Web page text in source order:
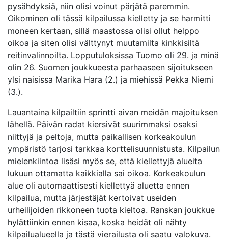
pysähdyksiä, niin olisi voinut pärjätä paremmin.
Oikominen oli tässä kilpailussa kielletty ja se harmitti
moneen kertaan, sillä maastossa olisi ollut helppo
oikoa ja siten olisi välttynyt muutamilta kinkkisiltä
reitinvalinnoilta. Lopputuloksissa Tuomo oli 29. ja minä
olin 26. Suomen joukkueesta parhaaseen sijoitukseen
ylsi naisissa Marika Hara (2.) ja miehissä Pekka Niemi
(3.).
Lauantaina kilpailtiin sprintti aivan meidän majoituksen
lähellä. Päivän radat kiersivät suurimmaksi osaksi
niittyjä ja peltoja, mutta paikallisen korkeakoulun
ympäristö tarjosi tarkkaa korttelisuunnistusta. Kilpailun
mielenkiintoa lisäsi myös se, että kiellettyjä alueita
lukuun ottamatta kaikkialla sai oikoa. Korkeakoulun
alue oli automaattisesti kiellettyä aluetta ennen
kilpailua, mutta järjestäjät kertoivat useiden
urheilijoiden rikkoneen tuota kieltoa. Ranskan joukkue
hylättiinkin ennen kisaa, koska heidät oli nähty
kilpailualueella ja tästä vierailusta oli saatu valokuva.